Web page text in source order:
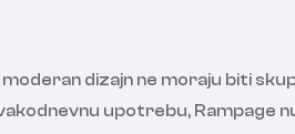
dizajn ne moraju biti
upotrebu, Rampage